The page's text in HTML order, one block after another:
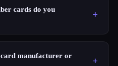
cards do you
+
manufacturer or
+